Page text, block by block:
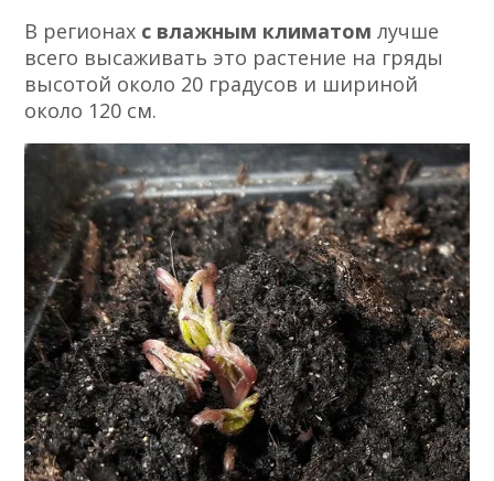
В регионах с влажным климатомлучше
всего высаживать это растение на гряды
высотой около 20 градусов и шириной
около 120 см.